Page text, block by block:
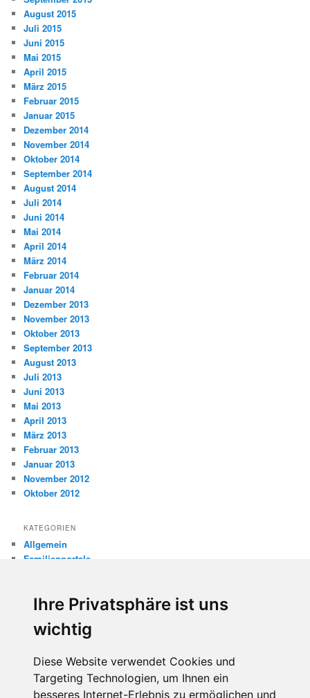
Ihre Privatsphäre ist uns
wichtig
Diese Website verwendet Cookies und
Targeting Technologien, um Ihnen ein
besseres Internet-Erlebnis zu ermöglichen und
August 2015
Juli 2015
Juni 2015
Mai 2015
April 2015
März 2015
Februar 2015
Januar 2015
Dezember 2014
November 2014
Oktober 2014
September 2014
August 2014
Juli 2014
Juni 2014
Mai 2014
April 2014
März 2014
Februar 2014
Januar 2014
Dezember 2013
November 2013
Oktober 2013
September 2013
August 2013
Juli 2013
Juni 2013
Mai 2013
April 2013
März 2013
Februar 2013
Januar 2013
November 2012
Oktober 2012
KATEGORIEN
Allgemein
Familienportale
Internetsicherheit
Missbrauch
META
Anmelden